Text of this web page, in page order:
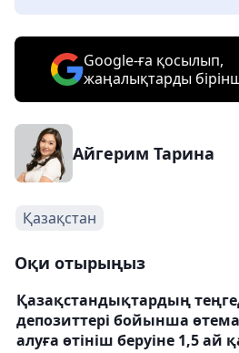
Google-ға қосылып,
жаңалықтарды
Айгерим Тарина
Қазақстан
Оқи отырыңыз
Қазақстандықтардың
депозиттері бойынша
алуға өтініш беруіне 1,5 ай